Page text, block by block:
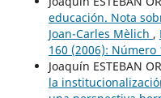
educación. Nota
Joan-Carles Mèlich ,
160 (2006): Número
Joaquín ESTEBAN
la